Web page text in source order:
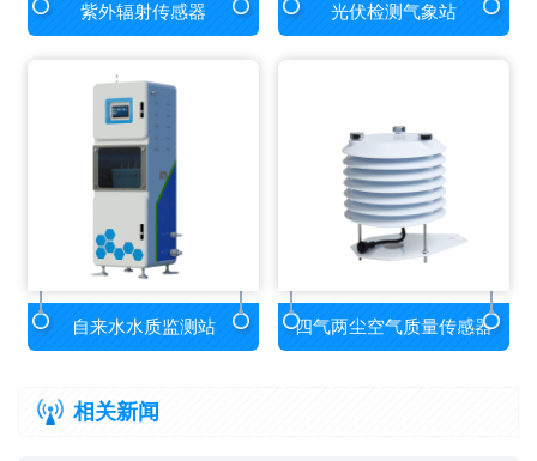
紫外辐射传感器 光伏检测气象站
自来水水质监测站 四气两尘空气质量传感器
相关新闻